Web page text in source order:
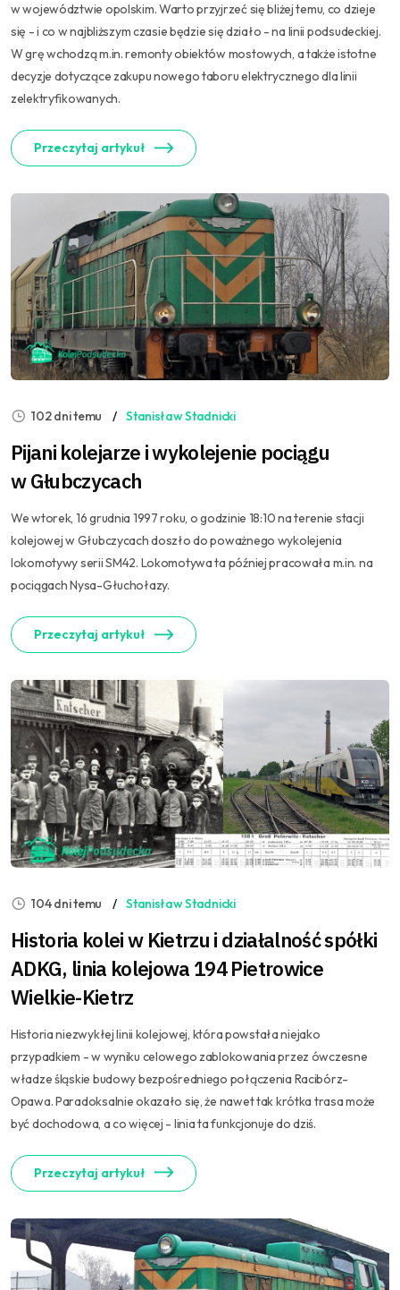
w województwie opolskim. Warto przyjrzeć się bliżej temu, co dzieje
się - i co w najbliższym czasie będzie się działo - na linii podsudeckiej.
W grę wchodzą m.in. remonty obiektów mostowych, a także istotne
decyzje dotyczące zakupu nowego taboru elektrycznego dla linii
zelektryfikowanych.
Przeczytaj artykuł
102 dni temu Stanisław Stadnicki
Pijani kolejarze i wykolejenie pociągu
w Głubczycach
We wtorek, 16 grudnia 1997 roku, o godzinie 18:10 na terenie stacji
kolejowej w Głubczycach doszło do poważnego wykolejenia
lokomotywy serii SM42. Lokomotywa ta później pracowała m.in. na
pociągach Nysa-Głuchołazy.
Przeczytaj artykuł
104 dni temu Stanisław Stadnicki
Historia kolei w Kietrzu i działalność spółki
ADKG, linia kolejowa 194 Pietrowice
Wielkie-Kietrz
Historia niezwykłej linii kolejowej, która powstała niejako
przypadkiem - w wyniku celowego zablokowania przez ówczesne
władze śląskie budowy bezpośredniego połączenia Racibórz-
Opawa. Paradoksalnie okazało się, że nawet tak krótka trasa może
być dochodowa, a co więcej - linia ta funkcjonuje do dziś.
Przeczytaj artykuł